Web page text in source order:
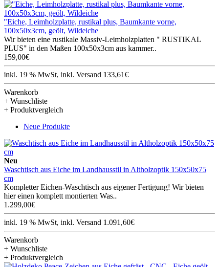
"Eiche, Leimholzplatte, rustikal plus, Baumkante vorne,
100x50x3cm, geölt, Wildeiche
Wir bieten eine rustikale Massiv-Leimholzplatten " RUSTIKAL
PLUS" in den Maßen 100x50x3cm aus kammer..
159,00€
inkl. 19 % MwSt, inkl. Versand 133,61€
Warenkorb
+ Wunschliste
+ Produktvergleich
Neue Produkte
Neu
Waschtisch aus Eiche im Landhausstil in Altholzoptik 150x50x75
cm
Kompletter Eichen-Waschtisch aus eigener Fertigung! Wir bieten
hier einen komplett montierten Was..
1.299,00€
inkl. 19 % MwSt, inkl. Versand 1.091,60€
Warenkorb
+ Wunschliste
+ Produktvergleich